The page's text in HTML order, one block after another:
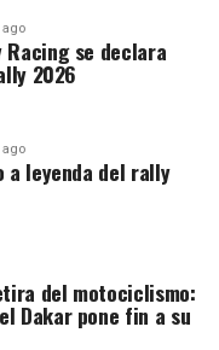
Racing se declara
2026
a leyenda del rally
del motociclismo:
Dakar pone fin a su